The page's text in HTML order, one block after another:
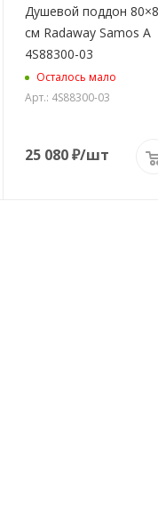
Душевой поддон
см Radaway Samos A
4S88300-03
Осталось мало
Арт.: 4S88300-03
25 080₽/шт